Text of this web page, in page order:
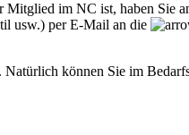
im NC ist, haben Sie
usw.) per E-Mail an die
können Sie im